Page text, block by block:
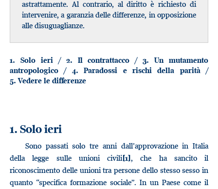
astrattamente. Al contrario, al diritto è richiesto di
intervenire, a garanzia delle differenze, in opposizione
alle disuguaglianze.
1. Solo ieri/ 2. Il contrattacco /3. Un mutamento
antropologico / 4. Paradossi e rischi della parità/
5. Vedere le differenze
1. Solo ieri
Sono passati solo tre anni dall’approvazione in Italia
della legge sulle unioni civili[1], che ha sancito il
riconoscimento delle unioni tra persone dello stesso sesso in
quanto “specifica formazione sociale”. In un Paese come il